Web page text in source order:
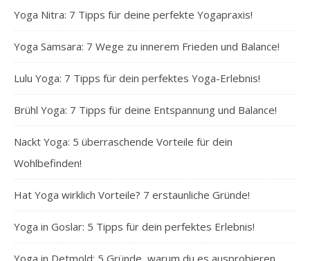
Yoga Nitra: 7 Tipps für deine perfekte Yogapraxis!
Yoga Samsara: 7 Wege zu innerem Frieden und Balance!
Lulu Yoga: 7 Tipps für dein perfektes Yoga-Erlebnis!
Brühl Yoga: 7 Tipps für deine Entspannung und Balance!
Nackt Yoga: 5 überraschende Vorteile für dein
Wohlbefinden!
Hat Yoga wirklich Vorteile? 7 erstaunliche Gründe!
Yoga in Goslar: 5 Tipps für dein perfektes Erlebnis!